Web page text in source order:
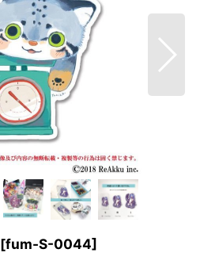
[fum-S-0044]